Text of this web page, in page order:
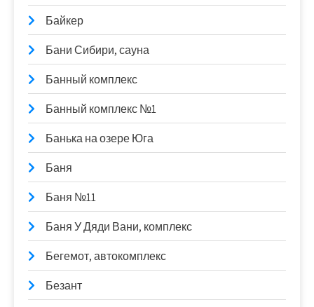
Байкер
Бани Сибири, сауна
Банный комплекс
Банный комплекс №1
Банька на озере Юга
Баня
Баня №11
Баня У Дяди Вани, комплекс
Бегемот, автокомплекс
Безант